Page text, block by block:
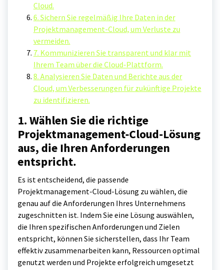
Cloud.
6. Sichern Sie regelmäßig Ihre Daten in der
Projektmanagement-Cloud, um Verluste zu
vermeiden.
7. Kommunizieren Sie transparent und klar mit
Ihrem Team über die Cloud-Plattform.
8. Analysieren Sie Daten und Berichte aus der
Cloud, um Verbesserungen für zukünftige Projekte
zu identifizieren.
1. Wählen Sie die richtige
Projektmanagement-Cloud-Lösung
aus, die Ihren Anforderungen
entspricht.
Es ist entscheidend, die passende
Projektmanagement-Cloud-Lösung zu wählen, die
genau auf die Anforderungen Ihres Unternehmens
zugeschnitten ist. Indem Sie eine Lösung auswählen,
die Ihren spezifischen Anforderungen und Zielen
entspricht, können Sie sicherstellen, dass Ihr Team
effektiv zusammenarbeiten kann, Ressourcen optimal
genutzt werden und Projekte erfolgreich umgesetzt